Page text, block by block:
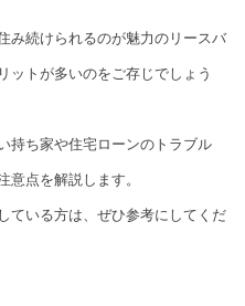
み続けられるのが魅力のリースバ
ットが多いのをご存じでしょう
持ち家や住宅ローンのトラブル
意点を解説します。
ている方は、ぜひ参考にしてくだ